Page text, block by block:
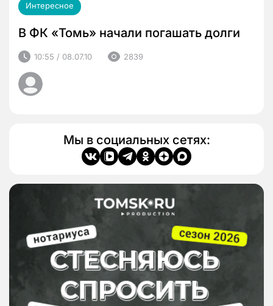
Интересное
В ФК «Томь» начали погашать долги
10:55 / 08.07.10 2839
Мы в социальных сетях: